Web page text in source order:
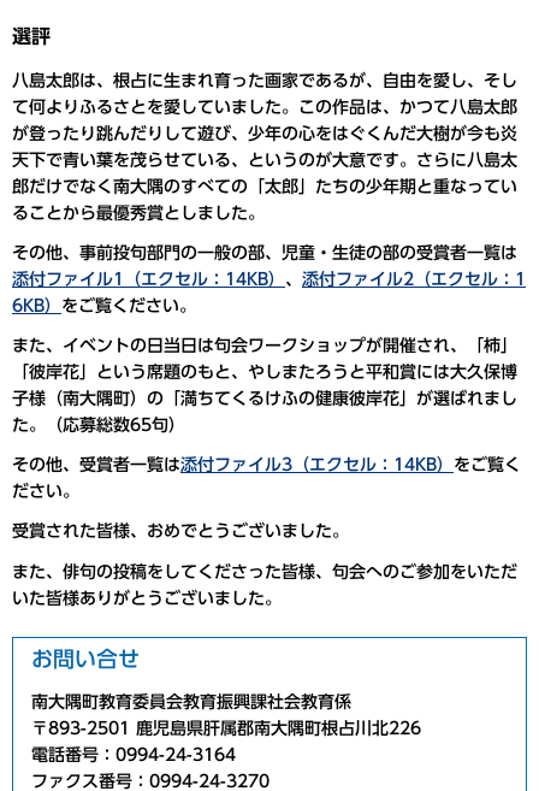
選評
八島太郎は、根占に生まれ育った画家であるが、自由を愛し、そし
て何よりふるさとを愛していました。この作品は、かつて八島太郎
が登ったり跳んだりして遊び、少年の心をはぐくんだ大樹が今も炎
天下で青い葉を茂らせている、というのが大意です。さらに八島太
郎だけでなく南大隅のすべての「太郎」たちの少年期と重なってい
ることから最優秀賞としました。
その他、事前投句部門の一般の部、児童・生徒の部の受賞者一覧は
添付ファイル1（エクセル：14KB） 、 添付ファイル2（エクセル：1
6KB） をご覧ください。
また、イベントの日当日は句会ワークショップが開催され、「柿」
「彼岸花」という席題のもと、 やしまたろうと平和賞には大久保博
子様 （南大隅町）の 「満ちてくるけふの健康彼岸花」 が選ばれまし
た。（応募総数65句）
その他、受賞者一覧は添付ファイル3（エクセル：14KB） をご覧く
ださい。
受賞された皆様、おめでとうございました。
また、俳句の投稿をしてくださった皆様、句会へのご参加をいただ
いた皆様ありがとうございました。
お問い合せ
南大隅町教育委員会教育振興課社会教育係
〒893-2501 鹿児島県肝属郡南大隅町根占川北226
電話番号：0994-24-3164
ファクス番号：0994-24-3270